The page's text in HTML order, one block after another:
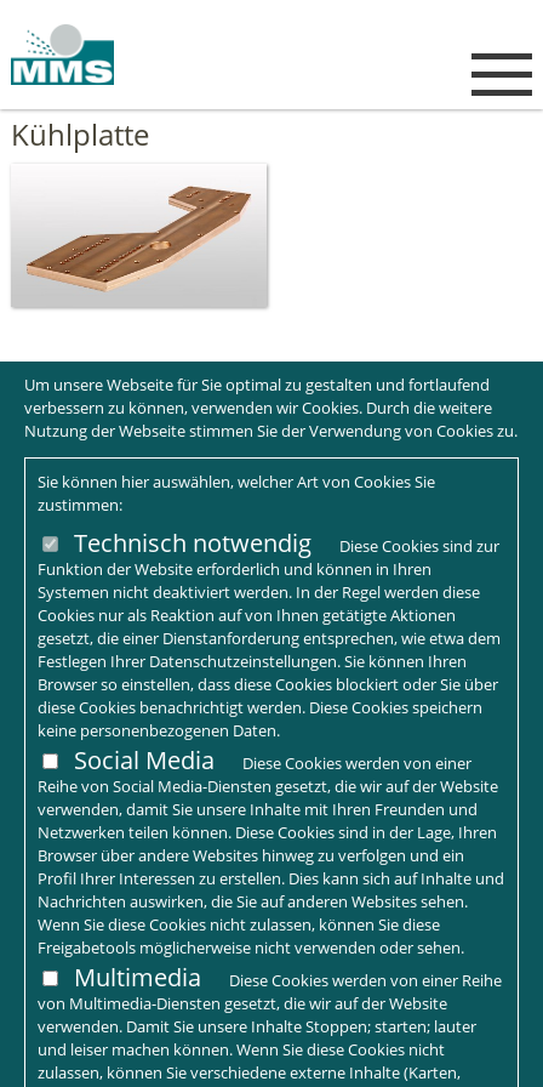
Kühlplatte
Um unsere Webseite für Sie optimal zu gestalten und fortlaufend
verbessern zu können, verwenden wir Cookies. Durch die weitere
Nutzung der Webseite stimmen Sie der Verwendung von Cookies zu.
Sie können hier auswählen, welcher Art von Cookies Sie
zustimmen:
Technisch notwendig
Diese Cookies sind zur
Funktion der Website erforderlich und können in Ihren
Systemen nicht deaktiviert werden. In der Regel werden diese
Cookies nur als Reaktion auf von Ihnen getätigte Aktionen
gesetzt, die einer Dienstanforderung entsprechen, wie etwa dem
Festlegen Ihrer Datenschutzeinstellungen. Sie können Ihren
Browser so einstellen, dass diese Cookies blockiert oder Sie über
diese Cookies benachrichtigt werden. Diese Cookies speichern
keine personenbezogenen Daten.
Social Media
Diese Cookies werden von einer
Reihe von Social Media-Diensten gesetzt, die wir auf der Website
verwenden, damit Sie unsere Inhalte mit Ihren Freunden und
Netzwerken teilen können. Diese Cookies sind in der Lage, Ihren
Browser über andere Websites hinweg zu verfolgen und ein
Profil Ihrer Interessen zu erstellen. Dies kann sich auf Inhalte und
Nachrichten auswirken, die Sie auf anderen Websites sehen.
Wenn Sie diese Cookies nicht zulassen, können Sie diese
Freigabetools möglicherweise nicht verwenden oder sehen.
Multimedia
Diese Cookies werden von einer Reihe
von Multimedia-Diensten gesetzt, die wir auf der Website
verwenden. Damit Sie unsere Inhalte Stoppen; starten; lauter
und leiser machen können. Wenn Sie diese Cookies nicht
zulassen, können Sie verschiedene externe Inhalte (Karten,